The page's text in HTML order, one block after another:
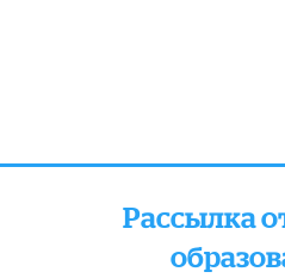
Рассылка